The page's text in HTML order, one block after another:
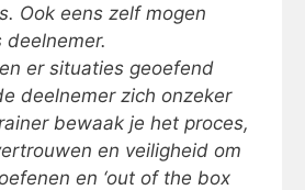
Ook eens zelf mogen
deelnemer.
er situaties geoefend
deelnemer zich onzeker
bewaak je het proces,
en veiligheid om
en ‘out of the box